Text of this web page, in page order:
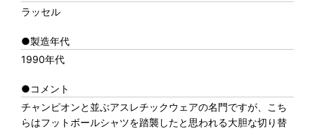
ラッセル
●製造年代
1990年代
●コメント
チャンピオンと並ぶアスレチックウェアの名門ですが、こち
らはフットボールシャツを踏襲したと思われる大胆な切り替